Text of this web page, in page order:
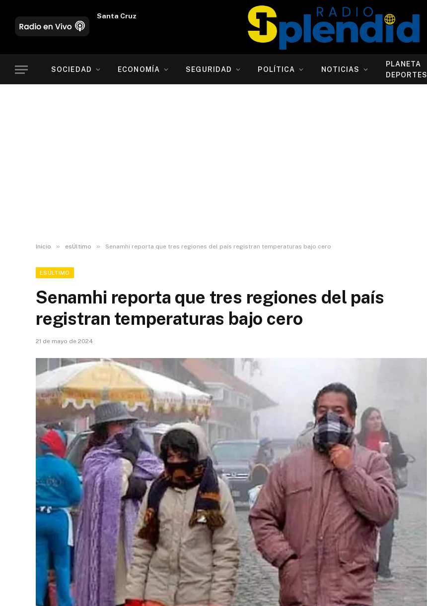
Oruro
SOCIEDAD ECONOMÍA SEGURIDAD POLÍTICA NOTICIAS
PLANETA
DEPORTES
Inicio » esÚltimo » Senamhi reporta que tres regiones del país registran temperaturas bajo cero
ESÚLTIMO
Senamhi reporta que tres regiones del país
registran temperaturas bajo cero
21 de mayo de 2024